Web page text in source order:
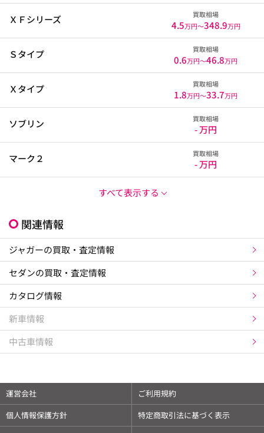
ＸＦシリーズ 買取相場
4.5万円〜348.9万円
Ｓタイプ 買取相場
0.6万円〜46.8万円
Ｘタイプ 買取相場
1.8万円〜33.7万円
ソブリン 買取相場
- 万円
マーク２ 買取相場
- 万円
すべて表示する
関連情報
ジャガーの買取・査定情報
セダンの買取・査定情報
カタログ情報
新車情報
中古車情報
運営会社
ご利用規約
個人情報保護方針
特定商取引法に基づく表示